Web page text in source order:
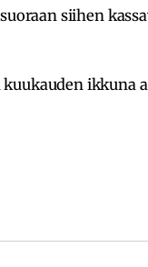
siihen
ikkuna